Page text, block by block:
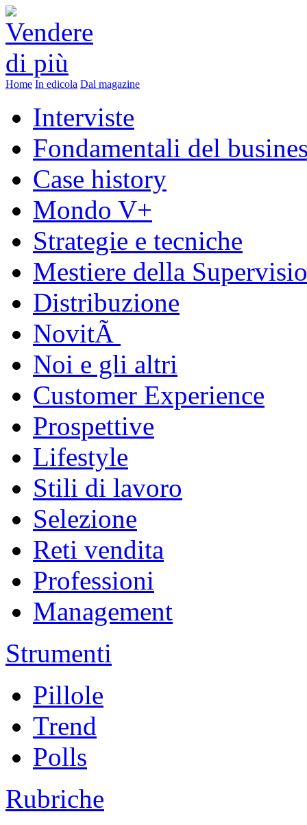
Home In edicola Dal magazine
Interviste
Fondamentali del
Case history
Mondo V+
Strategie e tecniche
Mestiere della
Distribuzione
NovitÃ
Noi e gli altri
Customer Experience
Prospettive
Lifestyle
Stili di lavoro
Selezione
Reti vendita
Professioni
Management
Strumenti
Pillole
Trend
Polls
Rubriche